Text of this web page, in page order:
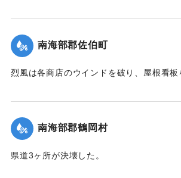
｜固有コード: 00401004
南海部郡佐伯町
烈風は各商店のウインドを破り、屋根看
倒された。
【出典：豊州新報 1935年8月30日朝刊4面
｜固有コード:00401005
南海部郡鶴岡村
県道3ヶ所が決壊した。